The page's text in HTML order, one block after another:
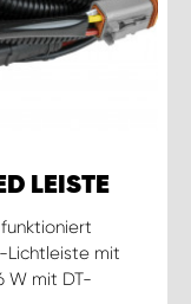
LEISTE
Lichtleiste mit
W mit DT-